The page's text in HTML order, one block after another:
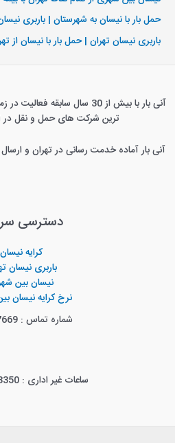
حمل بار با نیسان به شهرستان | باربری
باربری نیسان تهران | حمل بار با نیسان از
آنی بار با بیش از 30 سال سابقه
ترین شرکت های حمل و نقل در
آنی بار آماده خدمت رسانی در تهران و
دسترسی
کرایه نیسان
باربری نیسان
نیسان بین
نرخ کرایه نیسان
شماره تماس : 57669-021
ساعات غیر اداری : 33493350-021